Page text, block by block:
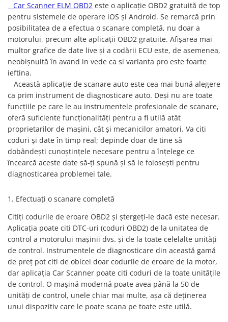
Testere Jeep/Chrysler
Testere Nissan
Testere Toyota
Testere Tesla
Testere Volvo
Testere multimarca
Testere Moto ATV
Car Scanner ELM OBD2 este o aplicație OBD2 gratuită de top
pentru sistemele de operare iOS și Android. Se remarcă prin
posibilitatea de a efectua o scanare completă, nu doar a
motorului, precum alte aplicații OBD2 gratuite. Afișarea mai
multor grafice de date live și a codării ECU este, de asemenea,
neobișnuită în avand in vede ca si varianta pro este foarte
ieftina.
Această aplicație de scanare auto este cea mai bună alegere
ca prim instrument de diagnosticare auto. Deși nu are toate
funcțiile pe care le au instrumentele profesionale de scanare,
oferă suficiente funcționalități pentru a fi utilă atât
proprietarilor de mașini, cât și mecanicilor amatori. Va citi
coduri și date în timp real; depinde doar de tine să
dobândești cunoștințele necesare pentru a înțelege ce
încearcă aceste date să-ți spună și să le folosești pentru
diagnosticarea problemei tale.
1. Efectuați o scanare completă
Citiți codurile de eroare OBD2 și ștergeți-le dacă este necesar.
Aplicația poate citi DTC-uri (coduri OBD2) de la unitatea de
control a motorului mașinii dvs. și de la toate celelalte unități
de control. Instrumentele de diagnosticare din această gamă
de preț pot citi de obicei doar codurile de eroare de la motor,
dar aplicația Car Scanner poate citi coduri de la toate unitățile
de control. O mașină modernă poate avea până la 50 de
unități de control, unele chiar mai multe, așa că deținerea
unui dispozitiv care le poate scana pe toate este utilă.